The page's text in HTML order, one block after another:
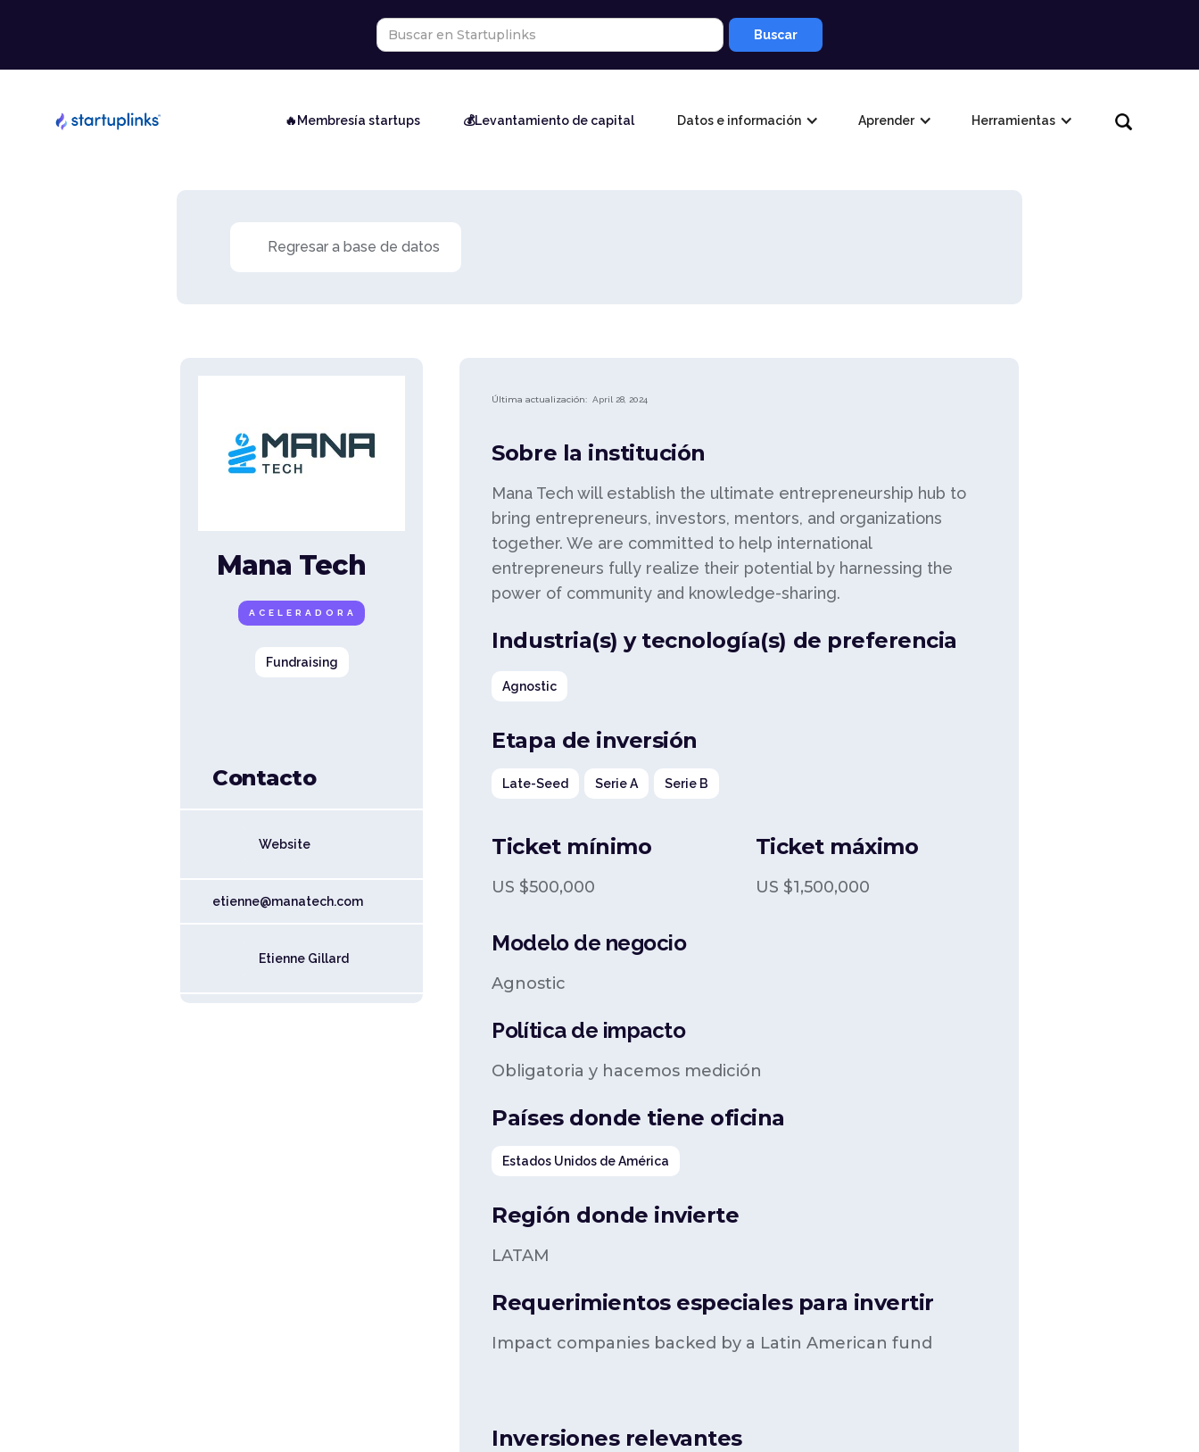
🔥Membresía startups 💰Levantamiento de capital Datos e información Aprender Herramientas
Regresar a base de datos
Mana Tech
ACELERADORA
Fundraising
Contacto
Website
etienne@manatech.com
Etienne Gillard
Última actualización: April 28, 2024
Sobre la institución
Mana Tech will establish the ultimate entrepreneurship hub to
bring entrepreneurs, investors, mentors, and organizations
together. We are committed to help international
entrepreneurs fully realize their potential by harnessing the
power of community and knowledge-sharing.
Industria(s) y tecnología(s) de preferencia
Agnostic
Etapa de inversión
Late-Seed Serie A Serie B
Ticket mínimo
US $500,000
Ticket máximo
US $1,500,000
Modelo de negocio
Agnostic
Política de impacto
Obligatoria y hacemos medición
Países donde tiene oficina
Estados Unidos de América
Región donde invierte
LATAM
Requerimientos especiales para invertir
Impact companies backed by a Latin American fund
Inversiones relevantes